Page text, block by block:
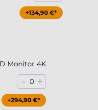
+204,90 €*
+134,90 €*
Monitor 4K
- 0 +
+294,90 €*